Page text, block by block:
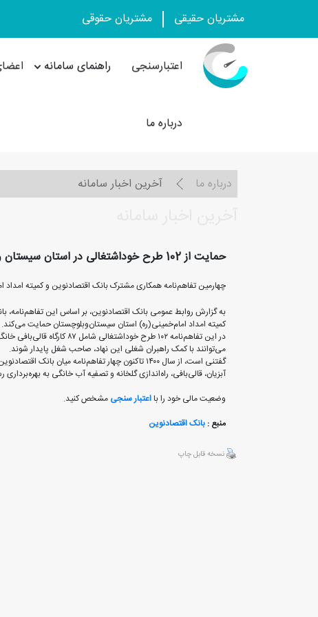
مشتریان حقیقی مشتریان حقوقی
اعتبارسنجی راهنمای سامانه
درباره ما
درباره ما آخرین اخبار سامانه
حمایت از 102 طرح خوداشتغالی در استان سیستان و بلوچستان توسط بانک اقتصادنوین
چهارمین تفاهم‌نامه همکاری مشترک بانک اقتصادنوین و کمیته
به گزارش روابط عمومی بانک اقتصادنوین، بر اساس این
کمیته امداد امام‌خمینی‌(ره) استان سیستان‌و‌بلوچستان حمایت می‌کند.
می‌توانند با کمک راهبران شغلی این نهاد، صاحب شغل پایدار شوند.
آبزیان، قالی‌بافی، راه‌اندازی گلخانه و تصفیه آب خانگی به
وضعیت مالی خود را بااعتبار سنجی مشخص کنید.
منبع : بانک اقتصادنوین
نسخه قابل چاپ